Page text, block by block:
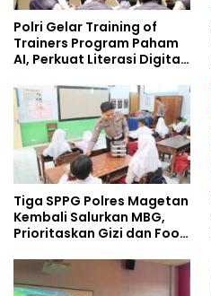
Polri Gelar Training of
Trainers Program Paham
AI, Perkuat Literasi Digital
Tiga SPPG Polres Magetan
Kembali Salurkan MBG,
Prioritaskan Gizi dan Food